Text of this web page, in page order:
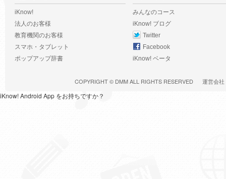
iKnow!
法人のお客様
教育機関のお客様
スマホ・タブレット
ポップアップ辞書
みんなのコース
iKnow! ブログ
Twitter
Facebook
iKnow! ベータ
COPYRIGHT © DMMALL RIGHTS RESERVED 運営会社
iKnow! Android App をお持ちですか？